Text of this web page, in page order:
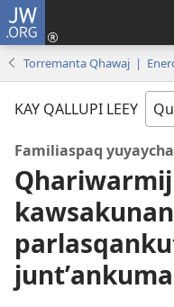
JW.ORG
Torremanta Qhawaj |
KAY QALLUPI LEEY
Familiaspaq